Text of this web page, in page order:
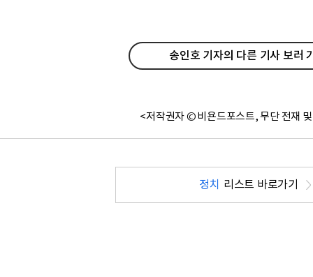
송인호 기자의 다른 기사 보러
<저작권자 © 비욘드포스트, 무단 전재
정치 리스트 바로가기